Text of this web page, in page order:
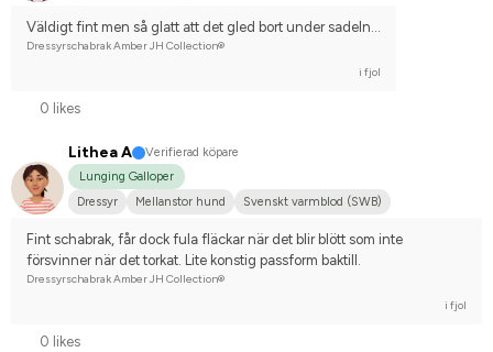
Väldigt fint men så glatt att det gled bort under sadeln...
Dressyrschabrak Amber JH Collection®
i fjol
0 likes
Lithea A
Verifierad köpare
Lunging Galloper
Dressyr
Mellanstor hund Svenskt varmblod (SWB)
Fint schabrak, får dock fula fläckar när det blir blött som inte
försvinner när det torkat. Lite konstig passform baktill.
Dressyrschabrak Amber JH Collection®
i fjol
0 likes